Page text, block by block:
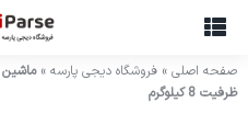
content
صفحه اصلی » فروشگاه دیجی پارسه »
ظرفیت 8 کیلوگرم